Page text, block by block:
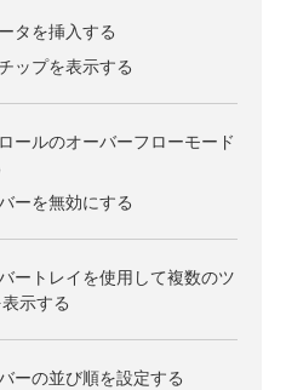
タを挿入する
ップを表示する
ールのオーバーフローモード
ーを無効にする
ートレイを使用して複数のツ
示する
ーの並び順を設定する